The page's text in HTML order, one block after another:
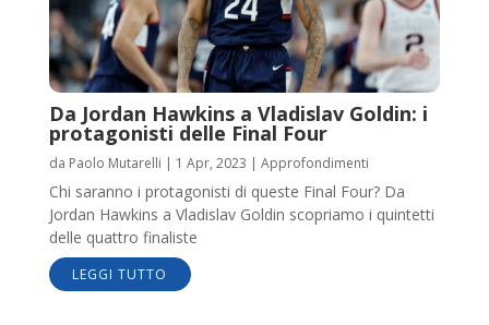
Da Jordan Hawkins a Vladislav Goldin: i
protagonisti delle Final Four
da Paolo Mutarelli | 1 Apr, 2023 | Approfondimenti
Chi saranno i protagonisti di queste Final Four? Da
Jordan Hawkins a Vladislav Goldin scopriamo i quintetti
delle quattro finaliste
LEGGI TUTTO